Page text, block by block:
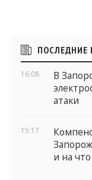
Боковые
виджеты
ПОСЛЕДНИЕ
16:08
В
атаки
15:17
и на